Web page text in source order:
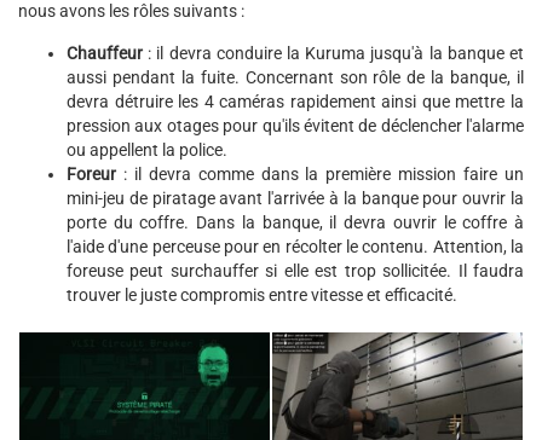
nous avons les rôles suivants :
Chauffeur : il devra conduire la Kuruma jusqu'à la banque et
aussi pendant la fuite. Concernant son rôle de la banque, il
devra détruire les 4 caméras rapidement ainsi que mettre la
pression aux otages pour qu'ils évitent de déclencher l'alarme
ou appellent la police.
Foreur : il devra comme dans la première mission faire un
mini-jeu de piratage avant l'arrivée à la banque pour ouvrir la
porte du coffre. Dans la banque, il devra ouvrir le coffre à
l'aide d'une perceuse pour en récolter le contenu. Attention, la
foreuse peut surchauffer si elle est trop sollicitée. Il faudra
trouver le juste compromis entre vitesse et efficacité.